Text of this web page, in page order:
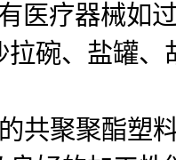
医疗器械如
拉碗、盐罐
共聚聚酯塑